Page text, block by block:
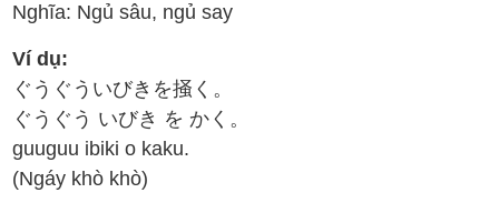
Nghĩa: Ngủ sâu, ngủ say
Ví dụ:
ぐうぐういびきを掻く。
ぐうぐう いびき を かく。
guuguu ibiki o kaku.
(Ngáy khò khò)